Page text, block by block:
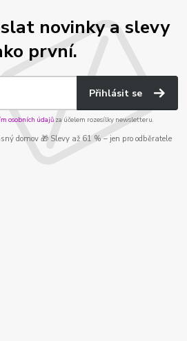
novinky a slevy
první.
Přihlásit se
osobních údajůza účelem rozesílky newsletteru.
domov 🎁 Slevy až 61 % – jen pro odběratele